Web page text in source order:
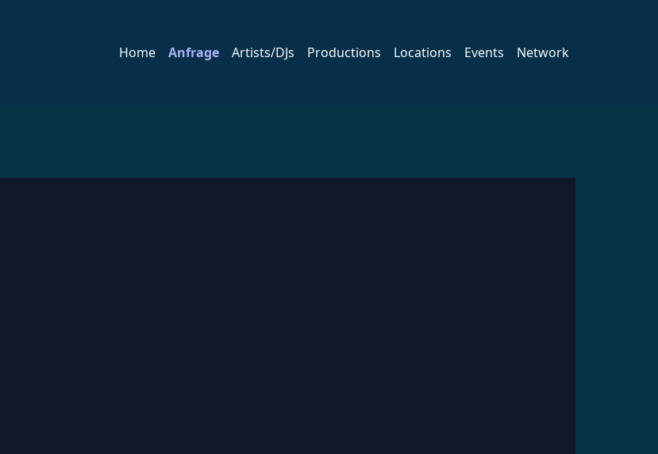
Home Anfrage Artists/DJs Productions Locations Events Network